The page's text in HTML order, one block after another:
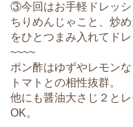
③今回はお手軽ドレッシ
ちりめんじゃこと、炒
をひとつまみ入れてドレ
~~~~
ポン酢はゆずやレモン
トマトとの相性抜群。
他にも醤油大さじ２と
OK。